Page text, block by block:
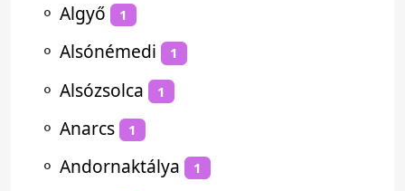
⚬ Algyő 1
⚬ Alsónémedi 1
⚬ Alsózsolca 1
⚬ Anarcs 1
⚬ Andornaktálya 1